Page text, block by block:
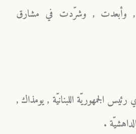
وأبعدت , وشرّدت في مشارق
رئيس الجمهوريّة اللبنانيّة , يومذاك ,
.